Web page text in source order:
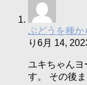
ぶどうを種か
り 6月 14,
ユキちゃんヨ
す。 その後